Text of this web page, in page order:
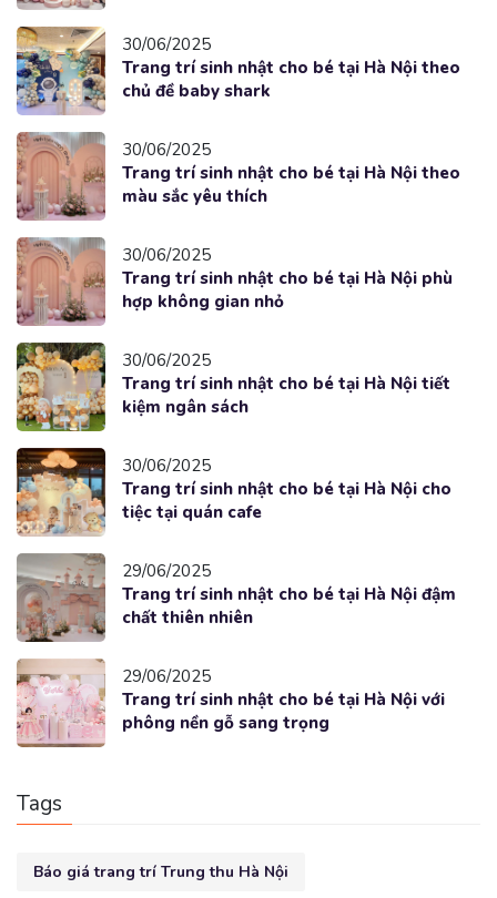
30/06/2025
Trang trí sinh nhật cho bé tại Hà Nội theo
chủ đề baby shark
30/06/2025
Trang trí sinh nhật cho bé tại Hà Nội theo
màu sắc yêu thích
30/06/2025
Trang trí sinh nhật cho bé tại Hà Nội phù
hợp không gian nhỏ
30/06/2025
Trang trí sinh nhật cho bé tại Hà Nội tiết
kiệm ngân sách
30/06/2025
Trang trí sinh nhật cho bé tại Hà Nội cho
tiệc tại quán cafe
29/06/2025
Trang trí sinh nhật cho bé tại Hà Nội đậm
chất thiên nhiên
29/06/2025
Trang trí sinh nhật cho bé tại Hà Nội với
phông nền gỗ sang trọng
Tags
Báo giá trang trí Trung thu Hà Nội